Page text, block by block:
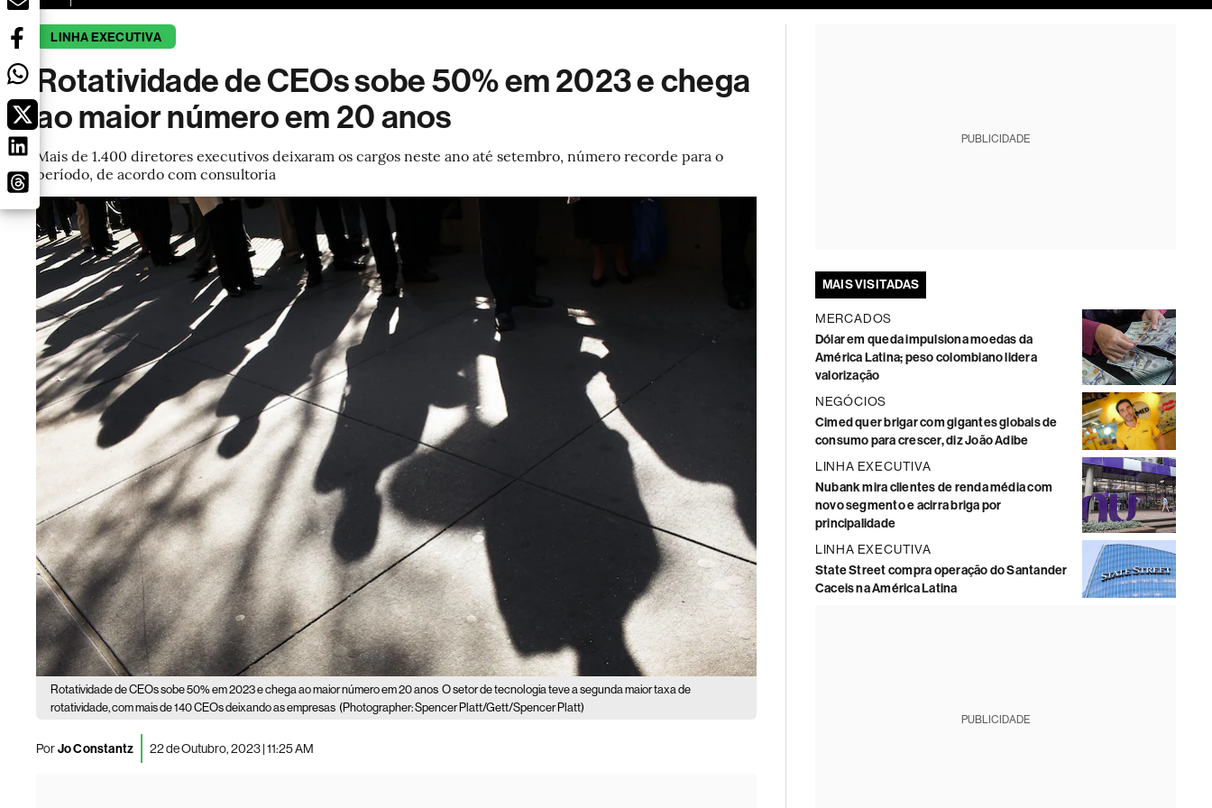
LINHA EXECUTIVA
Rotatividade de CEOs sobe 50% em 2023 e chega
ao maior número em 20 anos
Mais de 1.400 diretores executivos deixaram os cargos neste ano até setembro, número recorde para o
período, de acordo com consultoria
Rotatividade de CEOs sobe 50% em 2023 e chega ao maior número em 20 anos O setor de tecnologia teve a segunda maior taxa de
rotatividade, com mais de 140 CEOs deixando as empresas (Photographer: Spencer Platt/Gett/Spencer Platt)
PorJo Constantz 22 de Outubro, 2023 | 11:25 AM
PUBLICIDADE
MAIS VISITADAS
MERCADOS
Dólar em queda impulsiona moedas da
América Latina; peso colombiano lidera
valorização
NEGÓCIOS
Cimed quer brigar com gigantes globais de
consumo para crescer, diz João Adibe
LINHA EXECUTIVA
Nubank mira clientes de renda média com
novo segmento e acirra briga por
principalidade
LINHA EXECUTIVA
State Street compra operação do Santander
Caceis na América Latina
PUBLICIDADE